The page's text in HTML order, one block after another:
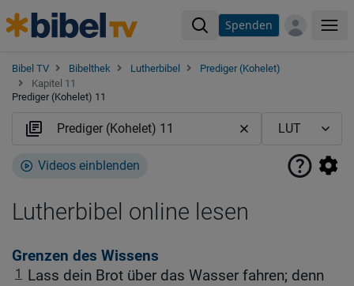
Spenden
Bibel TV Bibelthek Lutherbibel
Prediger (Kohelet)
Kapitel 11
Prediger (Kohelet) 11
Videos einblenden
Lutherbibel online lesen
Grenzen des Wissens
1
Lass dein Brot über das Wasser fahren; denn